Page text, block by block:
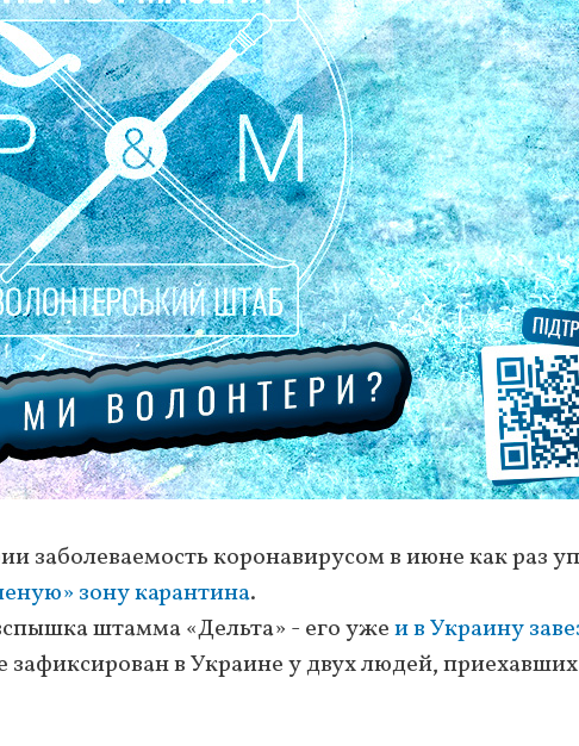
заболеваемость коронавирусом в июне как раз
зону карантина.
штамма «Дельта» - его ужеи в Украину
в Украине у двух людей,